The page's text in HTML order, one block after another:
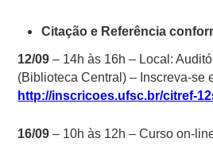
Citação e Referência
12/09 – 14h às 16h – Local:
(Biblioteca Central) – Inscreva-se
http://inscricoes.ufsc.br/citref-
16/09 – 10h às 12h – Curso on-